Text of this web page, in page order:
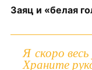
Заяц и «белая
Я скоро
Храните